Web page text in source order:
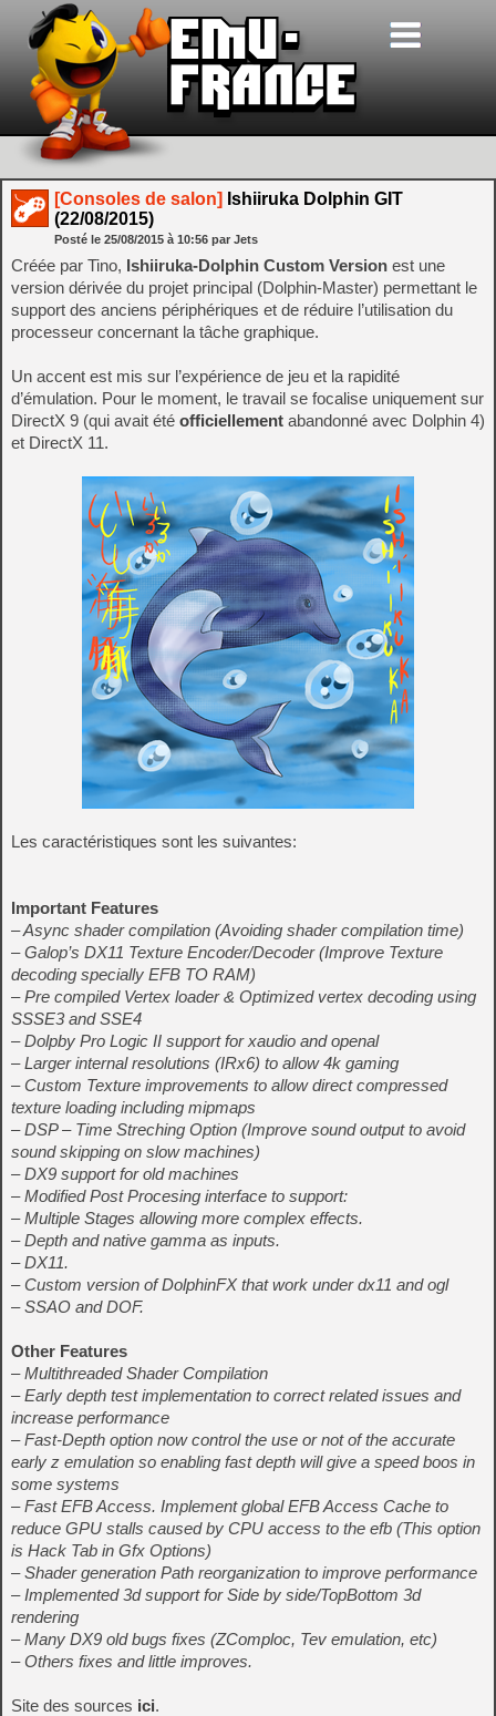
[Consoles de salon] Ishiiruka Dolphin GIT
(22/08/2015)
Posté le 25/08/2015 à 10:56 par Jets
Créée par Tino, Ishiiruka-Dolphin Custom Version est une
version dérivée du projet principal (Dolphin-Master) permettant le
support des anciens périphériques et de réduire l’utilisation du
processeur concernant la tâche graphique.
Un accent est mis sur l’expérience de jeu et la rapidité
d’émulation. Pour le moment, le travail se focalise uniquement sur
DirectX 9 (qui avait été officiellement abandonné avec Dolphin 4)
et DirectX 11.
Les caractéristiques sont les suivantes:
Important Features
– Async shader compilation (Avoiding shader compilation time)
– Galop’s DX11 Texture Encoder/Decoder (Improve Texture
decoding specially EFB TO RAM)
– Pre compiled Vertex loader & Optimized vertex decoding using
SSSE3 and SSE4
– Dolpby Pro Logic II support for xaudio and openal
– Larger internal resolutions (IRx6) to allow 4k gaming
– Custom Texture improvements to allow direct compressed
texture loading including mipmaps
– DSP – Time Streching Option (Improve sound output to avoid
sound skipping on slow machines)
– DX9 support for old machines
– Modified Post Procesing interface to support:
– Multiple Stages allowing more complex effects.
– Depth and native gamma as inputs.
– DX11.
– Custom version of DolphinFX that work under dx11 and ogl
– SSAO and DOF.
Other Features
– Multithreaded Shader Compilation
– Early depth test implementation to correct related issues and
increase performance
– Fast-Depth option now control the use or not of the accurate
early z emulation so enabling fast depth will give a speed boos in
some systems
– Fast EFB Access. Implement global EFB Access Cache to
reduce GPU stalls caused by CPU access to the efb (This option
is Hack Tab in Gfx Options)
– Shader generation Path reorganization to improve performance
– Implemented 3d support for Side by side/TopBottom 3d
rendering
– Many DX9 old bugs fixes (ZComploc, Tev emulation, etc)
– Others fixes and little improves.
Site des sources ici.